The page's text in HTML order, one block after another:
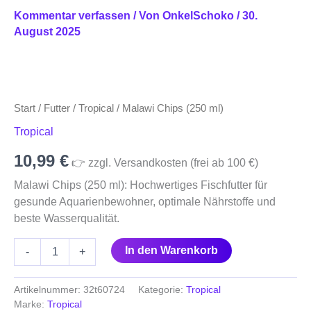
Kommentar verfassen / Von OnkelSchoko /30.
August 2025
Start / Futter / Tropical / Malawi Chips (250 ml)
Tropical
10,99 € 👉 zzgl. Versandkosten (frei ab 100 €)
Malawi Chips (250 ml): Hochwertiges Fischfutter für
gesunde Aquarienbewohner, optimale Nährstoffe und
beste Wasserqualität.
-
ml)
+ In den Warenkorb
Artikelnummer: 32t60724 Kategorie: Tropical
Marke: Tropical